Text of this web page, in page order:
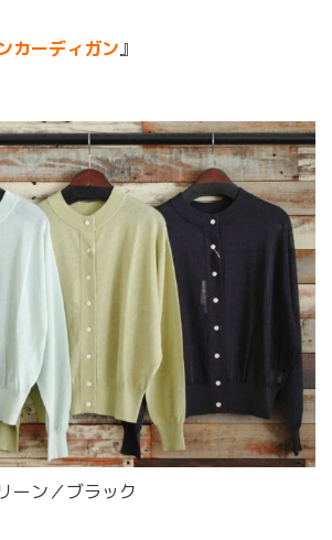
カーディガン』
ーン／ブラック